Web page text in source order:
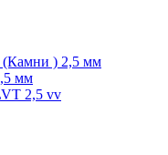
) 2,5 мм
мм
2,5 vv